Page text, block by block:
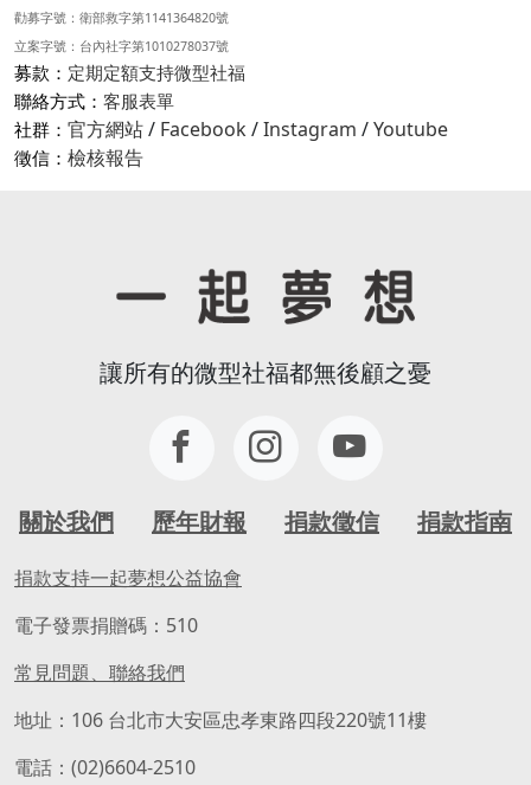
勸募字號：衛部救字第1141364820號
立案字號：台內社字第1010278037號
募款： 定期定額支持微型社福
聯絡方式： 客服表單
社群： 官方網站/ Facebook/Instagram /Youtube
徵信： 檢核報告
讓所有的微型社福都無後顧之憂
關於我們 歷年財報 捐款徵信 捐款指南
捐款支持一起夢想公益協會
電子發票捐贈碼：510
常見問題、聯絡我們
地址：106 台北市大安區忠孝東路四段220號11樓
電話：(02)6604-2510